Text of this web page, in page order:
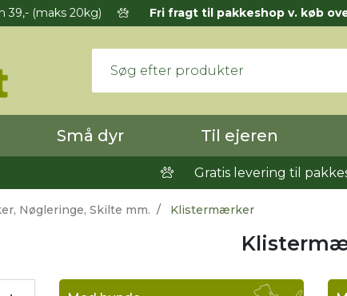
39,- (maks 20kg) Fri fragt til pakkeshop v. køb
Små dyr Til ejeren
Gratis levering til
Nøgleringe, Skilte mm. Klistermærker